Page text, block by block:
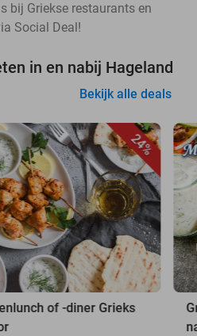
bij Griekse restaurants en
Social Deal!
in en nabij Hageland
Bekijk alle deals
24%
of -diner Grieks